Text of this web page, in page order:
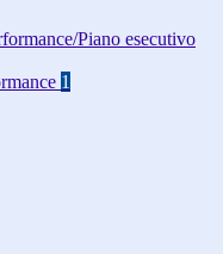
Piano esecutivo
1